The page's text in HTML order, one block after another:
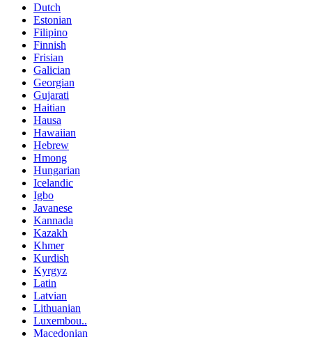
Dutch
Estonian
Filipino
Finnish
Frisian
Galician
Georgian
Gujarati
Haitian
Hausa
Hawaiian
Hebrew
Hmong
Hungarian
Icelandic
Igbo
Javanese
Kannada
Kazakh
Khmer
Kurdish
Kyrgyz
Latin
Latvian
Lithuanian
Luxembou..
Macedonian